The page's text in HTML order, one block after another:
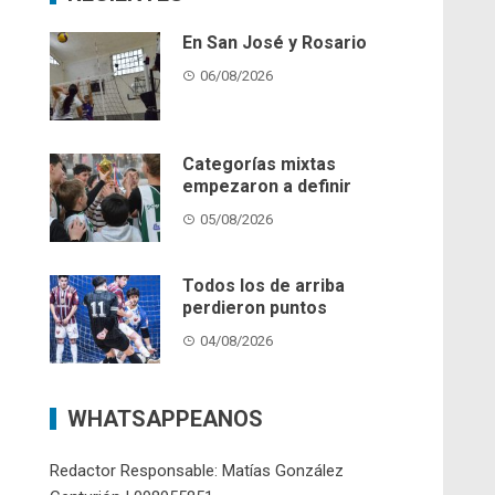
En San José y Rosario
06/08/2026
Categorías mixtas
empezaron a definir
05/08/2026
Todos los de arriba
perdieron puntos
04/08/2026
WHATSAPPEANOS
Redactor Responsable: Matías González